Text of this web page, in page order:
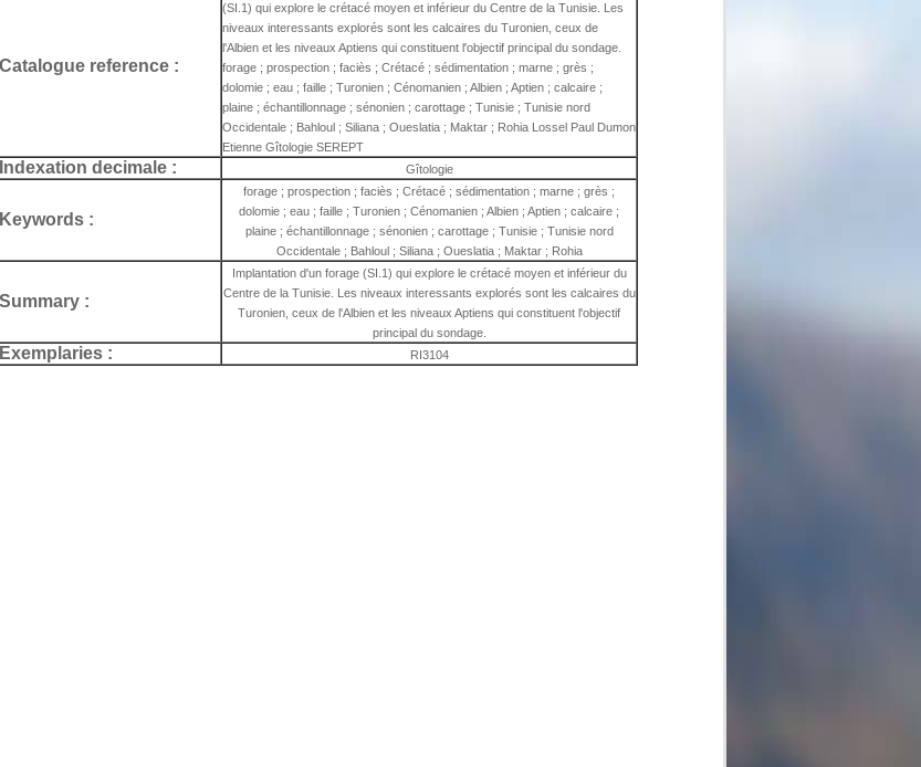
Catalogue reference :
(SI.1) qui explore le crétacé moyen et inférieur du Centre de la Tunisie. Les
niveaux interessants explorés sont les calcaires du Turonien, ceux de
l'Albien et les niveaux Aptiens qui constituent l'objectif principal du sondage.
forage ; prospection ; faciès ; Crétacé ; sédimentation ; marne ; grès ;
dolomie ; eau ; faille ; Turonien ; Cénomanien ; Albien ; Aptien ; calcaire ;
plaine ; échantillonnage ; sénonien ; carottage ; Tunisie ; Tunisie nord
Occidentale ; Bahloul ; Siliana ; Oueslatia ; Maktar ; Rohia Lossel Paul Dumon
Etienne Gîtologie SEREPT
Indexation decimale : Gîtologie
Keywords :
forage ; prospection ; faciès ; Crétacé ; sédimentation ; marne ; grès ;
dolomie ; eau ; faille ; Turonien ; Cénomanien ; Albien ; Aptien ; calcaire ;
plaine ; échantillonnage ; sénonien ; carottage ; Tunisie ; Tunisie nord
Occidentale ; Bahloul ; Siliana ; Oueslatia ; Maktar ; Rohia
Summary :
Implantation d'un forage (SI.1) qui explore le crétacé moyen et inférieur du
Centre de la Tunisie. Les niveaux interessants explorés sont les calcaires du
Turonien, ceux de l'Albien et les niveaux Aptiens qui constituent l'objectif
principal du sondage.
Exemplaries : RI3104